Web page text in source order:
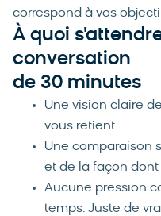
correspond à vos
À quoi
conversation
de 30 minutes
Une vision claire
vous retient.
Une comparaison
et de la façon
Aucune pression
temps. Juste de